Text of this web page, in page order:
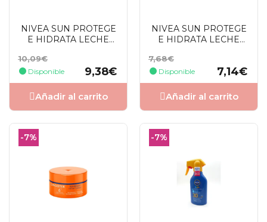
NIVEA SUN PROTEGE
E HIDRATA LECHE
SPF30 270 ML
Precio
base
10,09€
Disponible
Precio
9,38€
Añadir al carrito
NIVEA SUN PROTEGE
E HIDRATA LECHE
Precio
base
7,68€
Disponible
Precio
7,14€
Añadir al carrito
-7% -7%